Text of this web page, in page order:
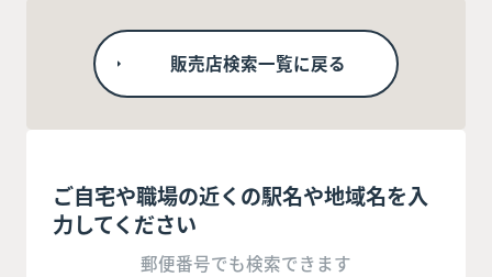
販売店検索一覧に戻る
ご自宅や職場の近くの駅名や地域名を入
力してください
郵便番号でも検索できます